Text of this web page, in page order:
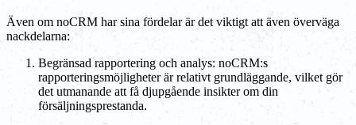
Även om noCRM har sina fördelar är det viktigt att även överväga
nackdelarna:
Begränsad rapportering och analys: noCRM:s
rapporteringsmöjligheter är relativt grundläggande, vilket gör
det utmanande att få djupgående insikter om din
försäljningsprestanda.